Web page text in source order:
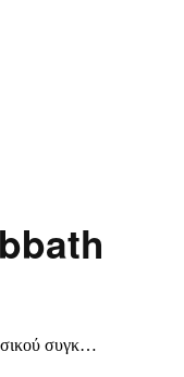
Κοντομάνικη μπλούζα με στάμπα του μουσικού συγκροτήματος Black Sabbath.